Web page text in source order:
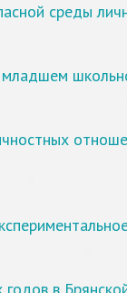
среды